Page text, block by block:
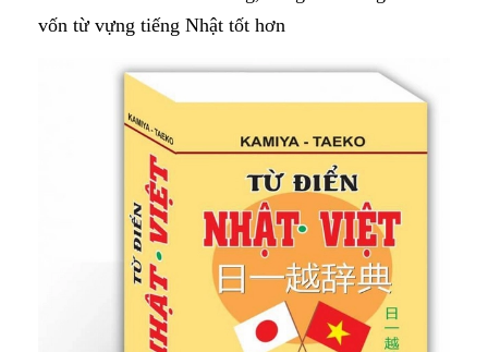
vốn từ vựng tiếng Nhật tốt hơn